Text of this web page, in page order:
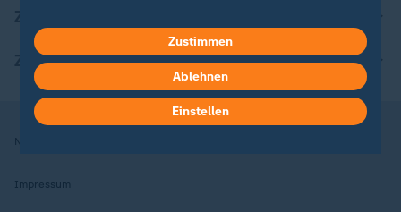
ZDFheute Apps
Nutzungsbedingungen
Impressum
in deinen Einstellungen widerrufen oder ändern.
Hier findest du das Impressum.
Weitere Informationen findest du in unserer
Datenschutzerklärung.
Zustimmen
Ablehnen
Einstellen